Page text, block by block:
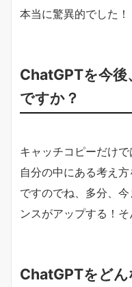
本当に驚異的でした！
ChatGPTを今後
ですか？
キャッチコピーだけ
自分の中にある考え方
ですのでね、多分、
ンスがアップする！そ
ChatGPTをど